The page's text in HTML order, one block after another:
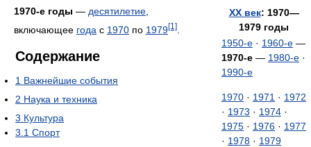
XX век: 1970—
1979 годы
1950-е · 1960-е —
1970-е — 1980-е ·
1990-е
1970 · 1971 · 1972
· 1973 · 1974 ·
1975 · 1976 · 1977
· 1978 · 1979
1970-е годы — десятилетие
включающее года с 1970 по 1979[1]
Содержание
1 Важнейшие события
2 Наука и техника
3 Культура
3.1 Спорт